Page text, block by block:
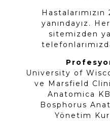
yanındayız.
sitemizden
University of
ve Marsfield
Anatomica
Bosphorus
Yönetim